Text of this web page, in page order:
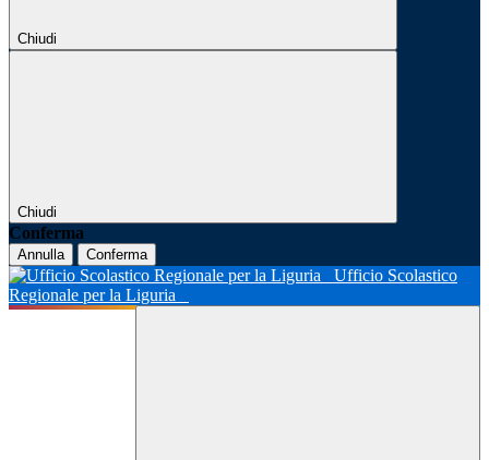
Chiudi
Chiudi
Conferma
Annulla Conferma
Ufficio Scolastico
Regionale per la Liguria